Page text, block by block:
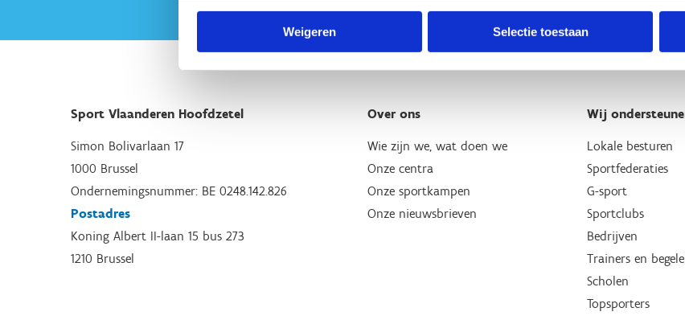
Weigeren Selectie toestaan
Sport Vlaanderen Hoofdzetel
Simon Bolivarlaan 17
1000 Brussel
Ondernemingsnummer: BE 0248.142.826
Postadres
Koning Albert II-laan 15 bus 273
1210 Brussel
Over ons
Wie zijn we, wat doen we
Onze centra
Onze sportkampen
Onze nieuwsbrieven
Wij
Lokale besturen
Sportfederaties
G-sport
Sportclubs
Bedrijven
Trainers en
Scholen
Topsporters